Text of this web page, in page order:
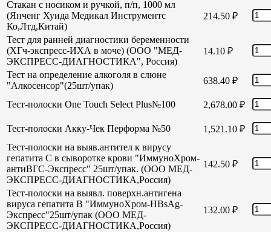
Стакан с носиком и ручкой, п/п, 1000 мл
(Янченг Хуида Медикал Инструментс
Ко,Лтд,Китай)
214.50 ₽
Тест для ранней диагностики беременности
(ХГч-экспресс-ИХА в моче) (ООО "МЕД-
ЭКСПРЕСС-ДИАГНОСТИКА", Россия)
14.10 ₽
Тест на определение алкоголя в слюне
"Алкосенсор"(25шт/упак)
638.40 ₽
Тест-полоски One Touch Select Plus№100 2,678.00 ₽
Тест-полоски Акку-Чек Перформа №50 1,521.10 ₽
Тест-полоски на выяв.антител к вирусу
гепатита С в сыворотке крови "ИммуноХром-
антиВГС-Экспресс" 25шт/упак. (ООО МЕД-
ЭКСПРЕСС-ДИАГНОСТИКА,Россия)
142.50 ₽
Тест-полоски на выявл. поверхн.антигена
вируса гепатита В "ИммуноХром-HBsAg-
Экспресс"25шт/упак (ООО МЕД-
ЭКСПРЕСС-ДИАГНОСТИКА,Россия)
132.00 ₽